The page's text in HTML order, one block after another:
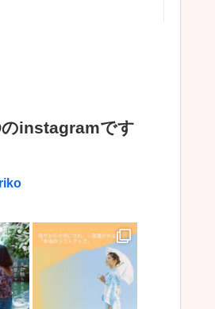
のinstagramです